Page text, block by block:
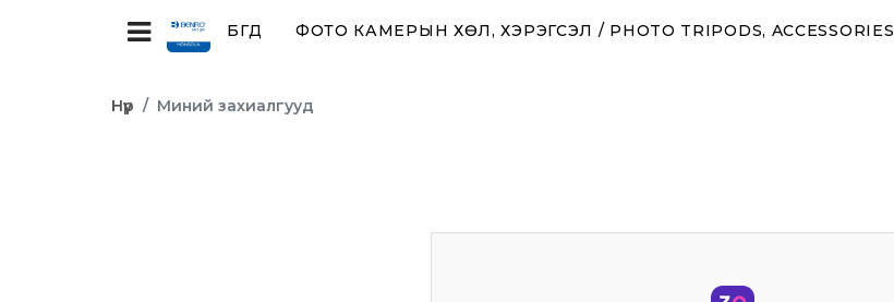
БҮГД ФОТО КАМЕРЫН ХӨЛ, ХЭРЭГСЭЛ / PHOTO TRIPODS, ACCESSORIES
Нүүр Миний захиалгууд